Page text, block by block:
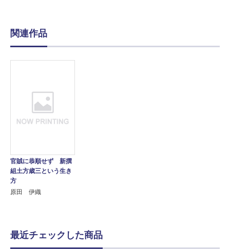
関連作品
官賊に恭順せず 新撰
組土方歳三という生き
方
原田 伊織
最近チェックした商品